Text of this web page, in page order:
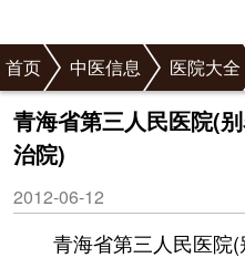
首页 中医信息 医院大全
青海省第三人民医院(
治院)
2012-06-12
青海省第三人民医院